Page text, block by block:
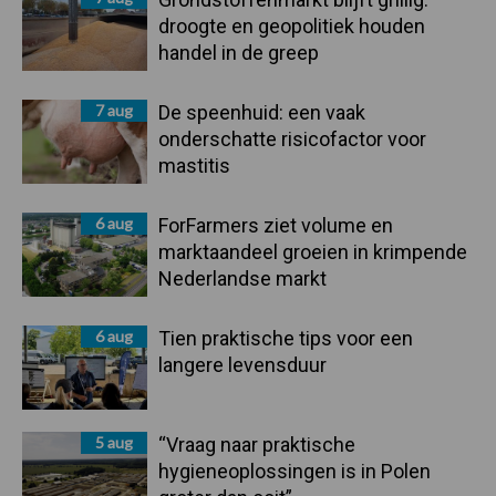
droogte en geopolitiek houden
handel in de greep
7 aug
De speenhuid: een vaak
onderschatte risicofactor voor
mastitis
6 aug
ForFarmers ziet volume en
marktaandeel groeien in krimpende
Nederlandse markt
6 aug
Tien praktische tips voor een
langere levensduur
5 aug
“Vraag naar praktische
hygieneoplossingen is in Polen